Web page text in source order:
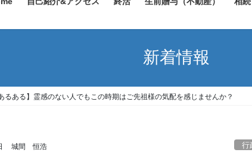
新着情報
るある】霊感のない人でもこの時期はご先祖様の気配を感じませんか？
城間 恒浩 行